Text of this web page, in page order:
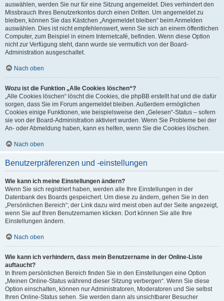
auswählen, werden Sie nur für eine Sitzung angemeldet. Dies verhindert den
Missbrauch Ihres Benutzerkontos durch einen Dritten. Um angemeldet zu
bleiben, können Sie das Kästchen „Angemeldet bleiben“ beim Anmelden
auswählen. Dies ist nicht empfehlenswert, wenn Sie sich an einem öffentlichen
Computer, zum Beispiel in einem Internetcafé, befinden. Wenn diese Option
nicht zur Verfügung steht, dann wurde sie vermutlich von der Board-
Administration ausgeschaltet.
Nach oben
Wozu ist die Funktion „Alle Cookies löschen“?
„Alle Cookies löschen“ löscht die Cookies, die phpBB erstellt hat und die dafür
sorgen, dass Sie im Forum angemeldet bleiben. Außerdem ermöglichen
Cookies einige Funktionen, wie beispielsweise den „Gelesen“-Status – sofern
sie von der Board-Administration aktiviert wurden. Wenn Sie Probleme bei der
An- oder Abmeldung haben, kann es helfen, wenn Sie die Cookies löschen.
Nach oben
Benutzerpräferenzen und -einstellungen
Wie kann ich meine Einstellungen ändern?
Wenn Sie sich registriert haben, werden alle Ihre Einstellungen in der
Datenbank des Boards gespeichert. Um diese zu ändern, gehen Sie in den
„Persönlichen Bereich“; der Link dazu wird meist oben auf der Seite angezeigt,
wenn Sie auf Ihren Benutzernamen klicken. Dort können Sie alle Ihre
Einstellungen ändern.
Nach oben
Wie kann ich verhindern, dass mein Benutzername in der Online-Liste
auftaucht?
In Ihrem persönlichen Bereich finden Sie in den Einstellungen eine Option
„Meinen Online-Status während dieser Sitzung verbergen“. Wenn Sie diese
Option einschalten, können nur Administratoren, Moderatoren und Sie selbst
Ihren Online-Status sehen. Sie werden dann als unsichtbarer Besucher